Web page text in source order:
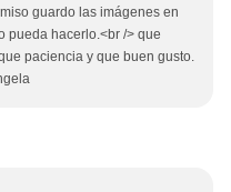
guardo las imágenes en
pueda hacerlo.<br /> que
paciencia y que buen gusto.